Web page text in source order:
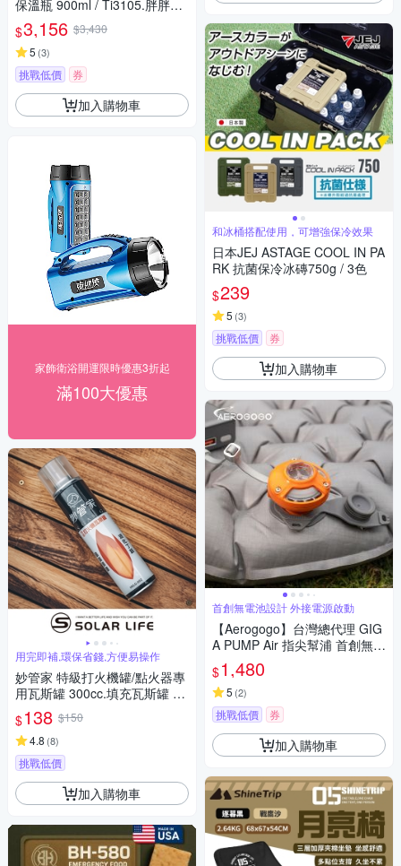
保溫瓶 900ml / Ti3105.胖胖壺
保冰水壺 手提保溫瓶 雙層保溫
杯 真空水壺
$3,156 $3,430
5 (3)
挑戰低價 券
加入購物車
家飾衛浴開運限時優惠3折起
滿100大優惠
用完即補,環保省錢,方便易操作
妙管家 特級打火機罐/點火器專
用瓦斯罐 300cc.填充瓦斯罐 打
火機專用瓦斯罐 防風打火機補
充 打火機補充瓶 點火器瓦斯罐
$138 $150
4.8 (8)
挑戰低價
加入購物車
和冰桶搭配使用，可增強保冷效果
日本JEJ ASTAGE COOL IN PA
RK 抗菌保冷冰磚750g / 3色
$239
5 (3)
挑戰低價 券
加入購物車
首創無電池設計 外接電源啟動
【Aerogogo】台灣總代理 GIG
A PUMP Air 指尖幫浦 首創無電
池設計 外接電源啟動 露營充氣
Ｘ行李壓縮Ｘ日常收納 ALL IN
$1,480
5 (2)
挑戰低價 券
加入購物車